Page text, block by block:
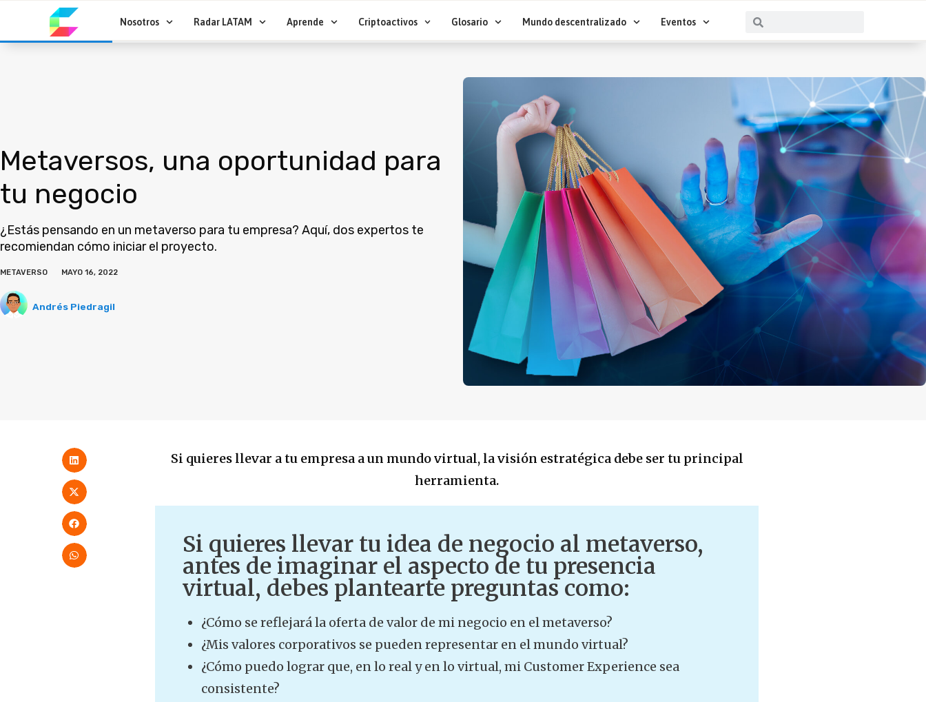
contenido
Nosotros Radar LATAM Aprende Criptoactivos Glosario Mundo descentralizado Eventos Buscar
Metaversos, una oportunidad para
tu negocio
¿Estás pensando en un metaverso para tu empresa? Aquí, dos expertos te
recomiendan cómo iniciar el proyecto.
METAVERSO MAYO 16, 2022
Andrés Piedragil
Si quieres llevar a tu empresa a un mundo virtual, la visión estratégica debe ser tu principal
herramienta.
Si quieres llevar tu idea de negocio al metaverso,
antes de imaginar el aspecto de tu presencia
virtual, debes plantearte preguntas como:
¿Cómo se reflejará la oferta de valor de mi negocio en el metaverso?
¿Mis valores corporativos se pueden representar en el mundo virtual?
¿Cómo puedo lograr que, en lo real y en lo virtual, mi Customer Experience sea
consistente?